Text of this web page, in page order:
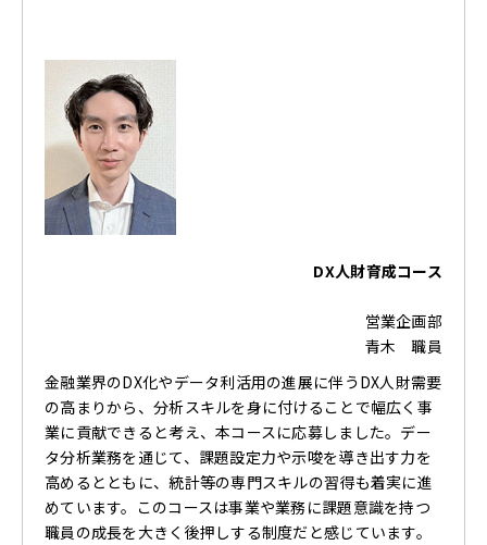
DX人財育成コース
営業企画部
青木 職員
金融業界のDX化やデータ利活用の進展に伴うDX人財需要
の高まりから、分析スキルを身に付けることで幅広く事
業に貢献できると考え、本コースに応募しました。デー
タ分析業務を通じて、課題設定力や示唆を導き出す力を
高めるとともに、統計等の専門スキルの習得も着実に進
めています。このコースは事業や業務に課題意識を持つ
職員の成長を大きく後押しする制度だと感じています。